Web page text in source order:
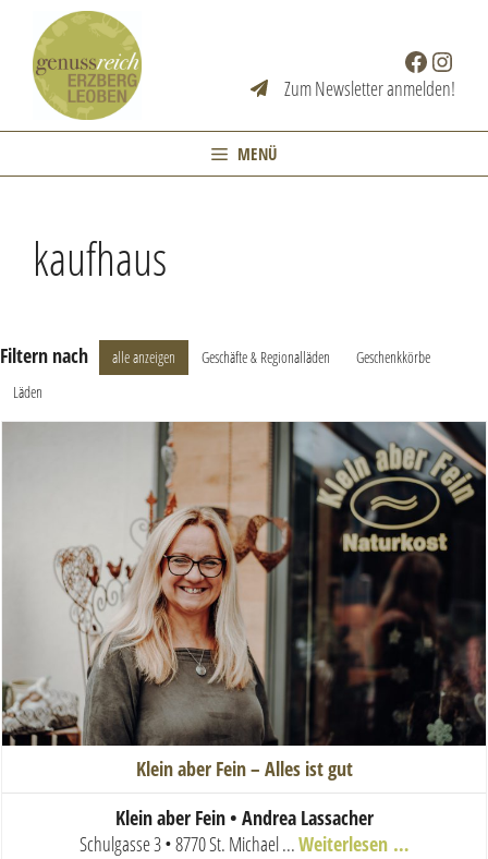
springen
Facebook
Zum Newsletter anmelden!
MENÜ
kaufhaus
Filtern nach alle anzeigen Geschäfte & Regionalläden
Geschenkkörbe
Läden
Klein aber Fein – Alles ist gut
Klein aber Fein • Andrea Lassacher
Schulgasse 3 • 8770 St. Michael...Weiterlesen …